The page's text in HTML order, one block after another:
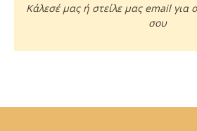
Κάλεσέ μας ή στείλε μας email για
σου